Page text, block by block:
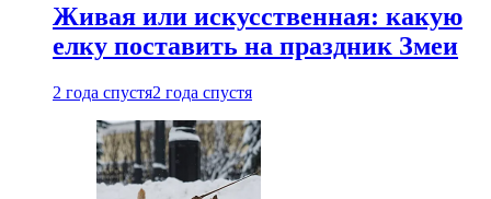
Живая или искусственная: какую
елку поставить на праздник Змеи
2 года спустя2 года спустя